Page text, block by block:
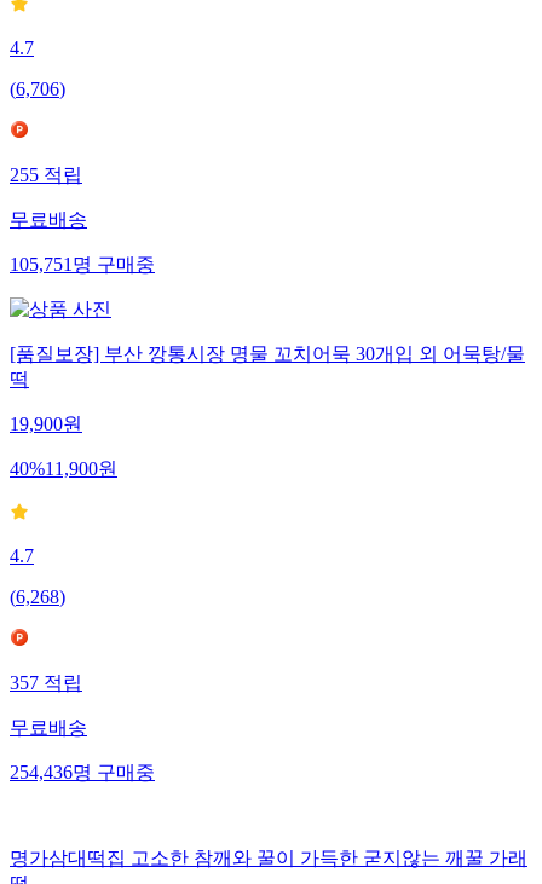
4.7
(6,706)
255적립
무료배송
105,751명구매중
[품질보장] 부산 깡통시장 명물 꼬치어묵 30개입 외 어묵탕/물
떡
19,900원
40%11,900원
4.7
(6,268)
357적립
무료배송
254,436명구매중
명가삼대떡집 고소한 참깨와 꿀이 가득한 굳지않는 깨꿀 가래